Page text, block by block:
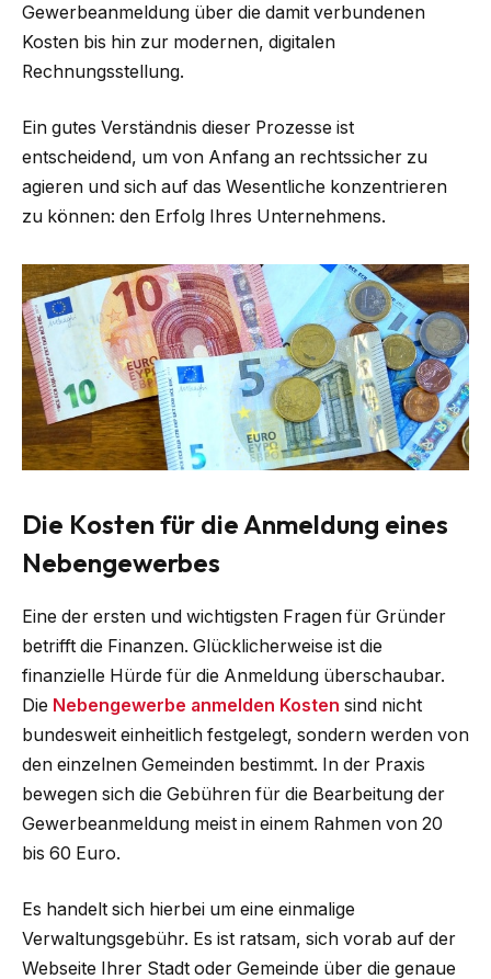
Gewerbeanmeldung über die damit verbundenen
Kosten bis hin zur modernen, digitalen
Rechnungsstellung.
Ein gutes Verständnis dieser Prozesse ist
entscheidend, um von Anfang an rechtssicher zu
agieren und sich auf das Wesentliche konzentrieren
zu können: den Erfolg Ihres Unternehmens.
Die Kosten für die Anmeldung eines
Nebengewerbes
Eine der ersten und wichtigsten Fragen für Gründer
betrifft die Finanzen. Glücklicherweise ist die
finanzielle Hürde für die Anmeldung überschaubar.
Die Nebengewerbe anmelden Kosten sind nicht
bundesweit einheitlich festgelegt, sondern werden von
den einzelnen Gemeinden bestimmt. In der Praxis
bewegen sich die Gebühren für die Bearbeitung der
Gewerbeanmeldung meist in einem Rahmen von 20
bis 60 Euro.
Es handelt sich hierbei um eine einmalige
Verwaltungsgebühr. Es ist ratsam, sich vorab auf der
Webseite Ihrer Stadt oder Gemeinde über die genaue